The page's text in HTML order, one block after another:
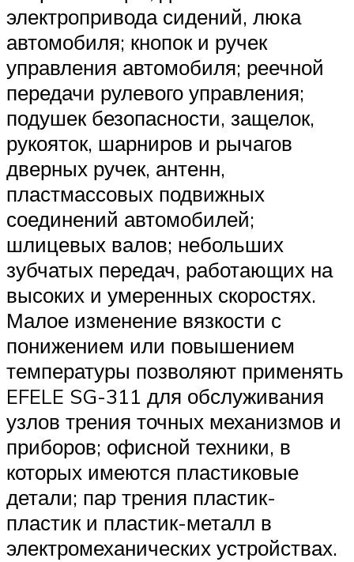
электропривода сидений, люка
автомобиля; кнопок и ручек
управления автомобиля; реечной
передачи рулевого управления;
подушек безопасности, защелок,
рукояток, шарниров и рычагов
дверных ручек, антенн,
пластмассовых подвижных
соединений автомобилей;
шлицевых валов; небольших
зубчатых передач, работающих на
высоких и умеренных скоростях.
Малое изменение вязкости с
понижением или повышением
температуры позволяют применять
EFELE SG-311 для обслуживания
узлов трения точных механизмов и
приборов; офисной техники, в
которых имеются пластиковые
детали; пар трения пластик-
пластик и пластик-металл в
электромеханических устройствах.